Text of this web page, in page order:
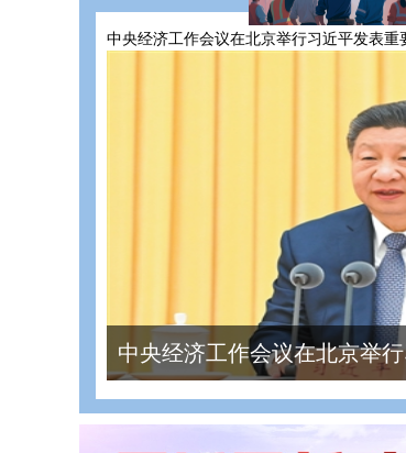
中央经济工作会议在北京举行习近平发表重
中央经济工作会议在北京举